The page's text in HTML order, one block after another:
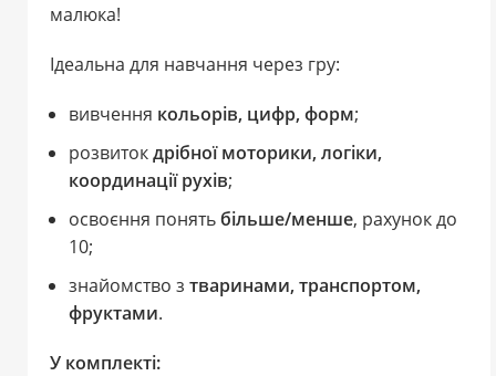
малюка!
Ідеальна для навчання через гру:
вивчення кольорів, цифр, форм;
розвитокдрібної моторики, логіки,
координації рухів;
освоєння понятьбільше/менше, рахунок до
10;
знайомство з тваринами, транспортом,
фруктами.
У комплекті: